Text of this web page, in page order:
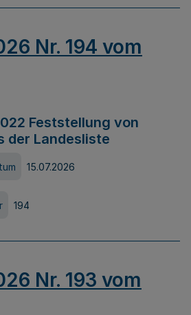
Nr. 194 vom
Feststellung von
der Landesliste
15.07.2026
194
Nr. 193 vom